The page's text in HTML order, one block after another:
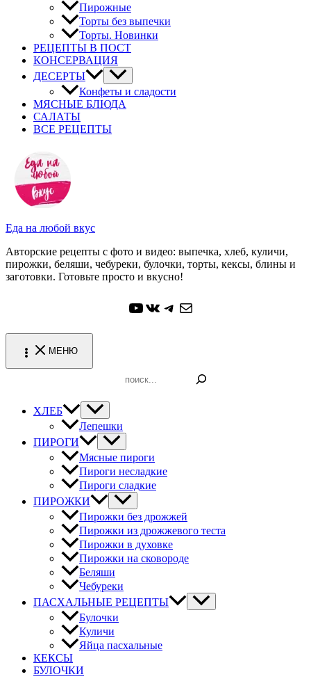
Пирожные
Торты без выпечки
Торты. Новинки
РЕЦЕПТЫ В ПОСТ
КОНСЕРВАЦИЯ
ДЕСЕРТЫ
Конфеты и сладости
МЯСНЫЕ БЛЮДА
САЛАТЫ
ВСЕ РЕЦЕПТЫ
Еда на любой вкус
Авторские рецепты с фото и видео: выпечка, хлеб, куличи,
пирожки, беляши, чебуреки, булочки, торты, кексы, блины и
заготовки. Готовьте просто и вкусно!
YouTube
ВКонтакте
Telegram
Почта
МЕНЮ
ХЛЕБ
Лепешки
ПИРОГИ
Мясные пироги
Пироги несладкие
Пироги сладкие
ПИРОЖКИ
Пирожки без дрожжей
Пирожки из дрожжевого теста
Пирожки в духовке
Пирожки на сковороде
Беляши
Чебуреки
ПАСХАЛЬНЫЕ РЕЦЕПТЫ
Булочки
Куличи
Яйца пасхальные
КЕКСЫ
БУЛОЧКИ